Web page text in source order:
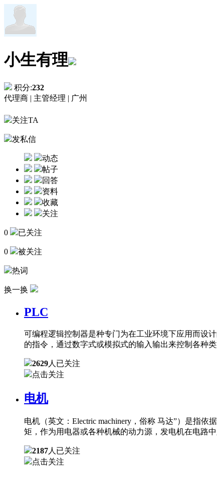
小生有理
积分:232
代理商 | 主管经理 | 广州
关注TA
发私信
动态
帖子
回答
资料
收藏
关注
0 已关注
0 被关注
热词
换一换
PLC
可编程逻辑控制器是种专门为在工业环境下应用而设
的指令，通过数字式或模拟式的输入输出来控制各种
2629人已关注
点击关注
电机
电机（英文：Electric machinery，俗称 马达”）是指
矩，作为用电器或各种机械的动力源，发电机在电路
2187人已关注
点击关注